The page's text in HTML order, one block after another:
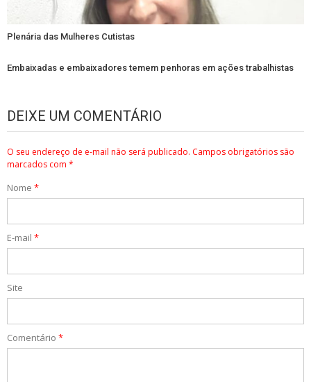
Plenária das Mulheres Cutistas
Embaixadas e embaixadores temem penhoras em ações trabalhistas
DEIXE UM COMENTÁRIO
O seu endereço de e-mail não será publicado. Campos obrigatórios são
marcados com *
Nome *
E-mail *
Site
Comentário *